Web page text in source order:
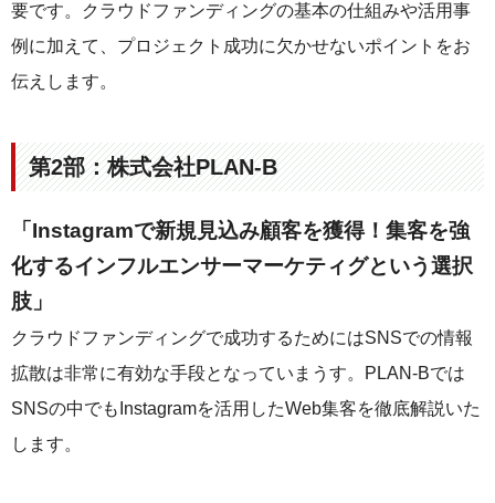
要です。クラウドファンディングの基本の仕組みや活用事
例に加えて、プロジェクト成功に欠かせないポイントをお
伝えします。
第2部：株式会社PLAN-B
「Instagramで新規見込み顧客を獲得！集客を強
化するインフルエンサーマーケティグという選択
肢」
クラウドファンディングで成功するためにはSNSでの情報
拡散は非常に有効な手段となっていまうす。PLAN-Bでは
SNSの中でもInstagramを活用したWeb集客を徹底解説いた
します。